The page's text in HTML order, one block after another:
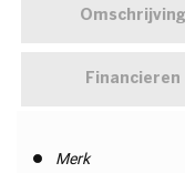
Omschrijving
Financieren
Merk